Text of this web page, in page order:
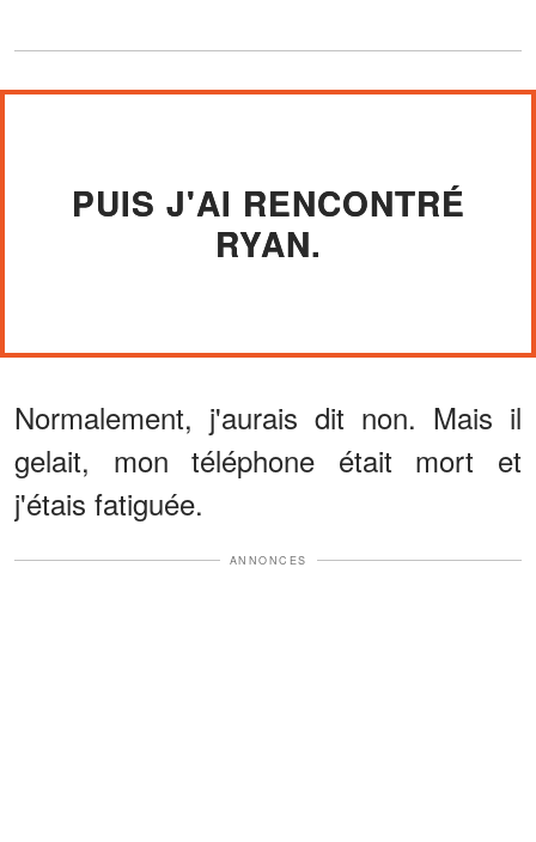
PUIS J'AI RENCONTRÉ
RYAN.
Normalement, j'aurais dit non. Mais il
gelait, mon téléphone était mort et
j'étais fatiguée.
ANNONCES